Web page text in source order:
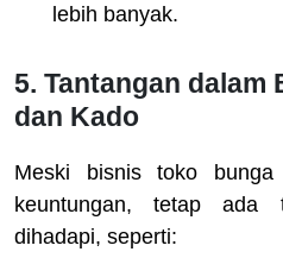
lebih banyak.
5. Tantangan dalam
dan Kado
Meski bisnis toko
keuntungan, tetap ada
dihadapi, seperti: